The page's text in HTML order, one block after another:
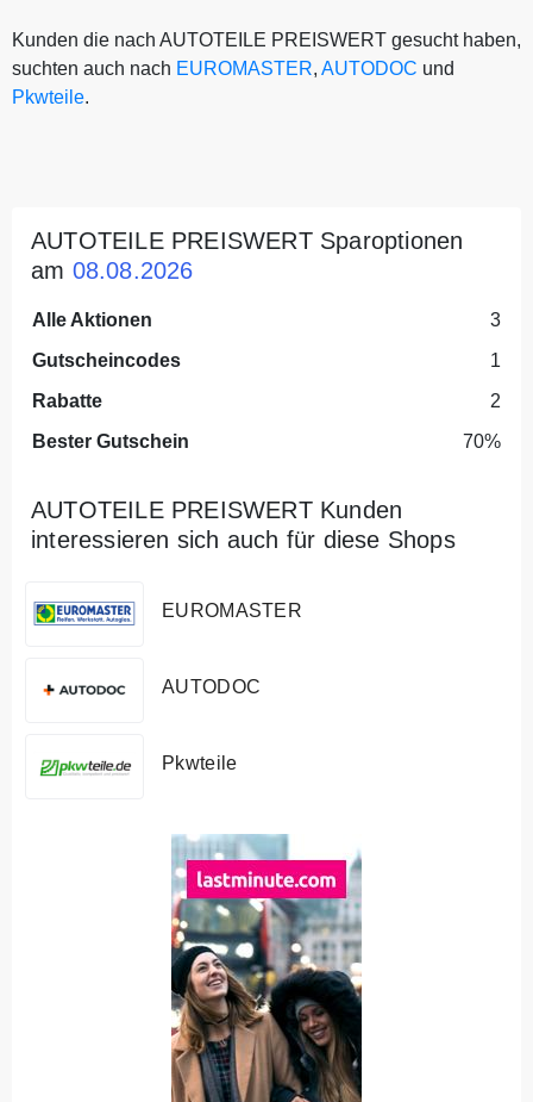
Kunden die nach AUTOTEILE PREISWERT gesucht haben,
suchten auch nach EUROMASTER, AUTODOC und
Pkwteile.
AUTOTEILE PREISWERT Sparoptionen
am 08.08.2026
Alle Aktionen
3
Gutscheincodes
1
Rabatte
2
Bester Gutschein
70%
AUTOTEILE PREISWERT Kunden
interessieren sich auch für diese Shops
EUROMASTER
AUTODOC
Pkwteile